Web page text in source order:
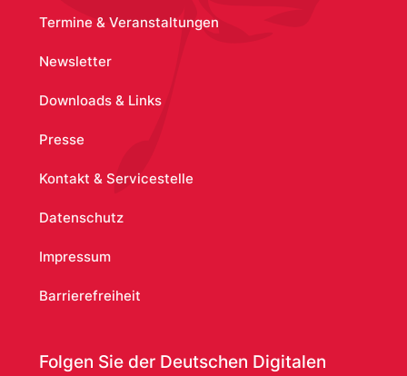
Termine & Veranstaltungen
Newsletter
Downloads & Links
Presse
Kontakt & Servicestelle
Datenschutz
Impressum
Barrierefreiheit
Folgen Sie der Deutschen Digitalen